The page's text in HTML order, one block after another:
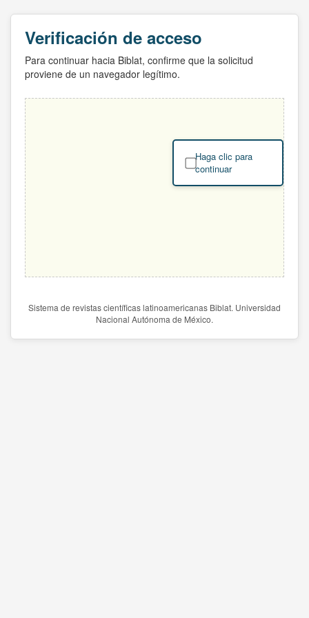
Verificación de acceso
Para continuar hacia Biblat, confirme que la solicitud
proviene de un navegador legítimo.
Haga clic para
continuar
Sistema de revistas científicas latinoamericanas Biblat. Universidad
Nacional Autónoma de México.